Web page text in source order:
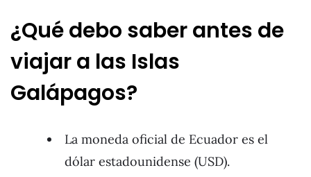
¿Qué debo saber antes de
viajar a las Islas
Galápagos?
La moneda oficial de Ecuador es el
dólar estadounidense (USD).